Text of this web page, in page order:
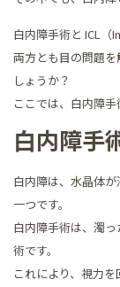
白内障手術と ICL（
両方とも目の問題
しょうか？
ここでは、白内障手
白内障手
白内障は、水晶体
一つです。
白内障手術は、濁
術です。
これにより、視力を